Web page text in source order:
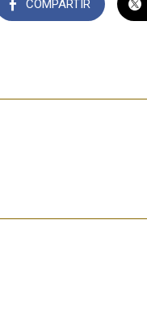
COMPARTIR